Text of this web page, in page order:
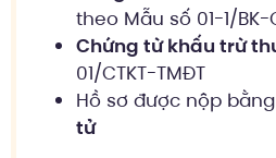
theo Mẫu số 01-1/BK-
Chứng từ khấu trừ
01/CTKT-TMĐT
Hồ sơ được nộp bằng
tử